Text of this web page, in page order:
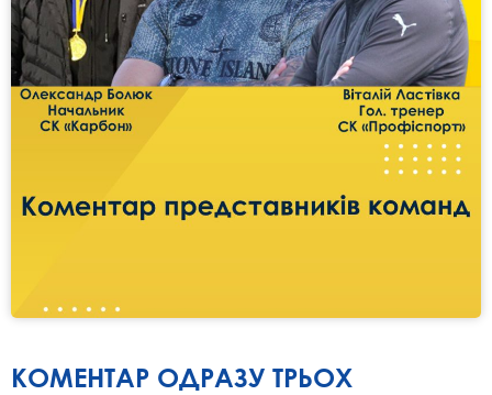
КОМЕНТАР ОДРАЗУ ТРЬОХ